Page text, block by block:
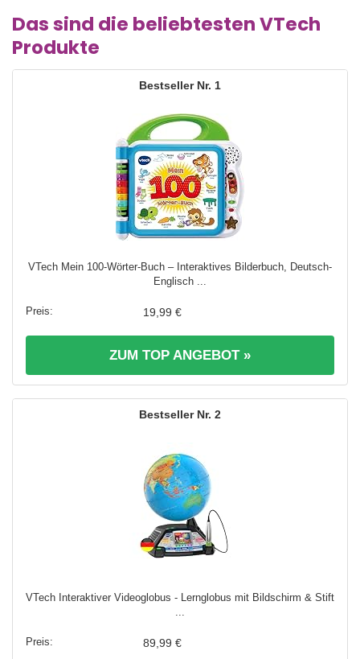
Das sind die beliebtesten VTech
Produkte
1
VTech Mein 100-Wörter-Buch – Interaktives Bilderbuch, Deutsch-
Englisch ...
19,99 €
ZUM TOP ANGEBOT »
2
VTech Interaktiver Videoglobus - Lernglobus mit Bildschirm & Stift
89,99 €